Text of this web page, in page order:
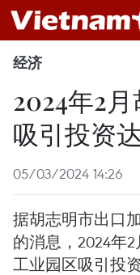
经济
2024年2
吸引投资
05/03/2024 14:26
据胡志明市出口
的消息，2024年
工业园区吸引投